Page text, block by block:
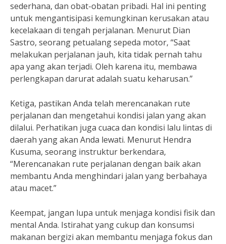
sederhana, dan obat-obatan pribadi. Hal ini penting
untuk mengantisipasi kemungkinan kerusakan atau
kecelakaan di tengah perjalanan. Menurut Dian
Sastro, seorang petualang sepeda motor, “Saat
melakukan perjalanan jauh, kita tidak pernah tahu
apa yang akan terjadi. Oleh karena itu, membawa
perlengkapan darurat adalah suatu keharusan.”
Ketiga, pastikan Anda telah merencanakan rute
perjalanan dan mengetahui kondisi jalan yang akan
dilalui. Perhatikan juga cuaca dan kondisi lalu lintas di
daerah yang akan Anda lewati. Menurut Hendra
Kusuma, seorang instruktur berkendara,
“Merencanakan rute perjalanan dengan baik akan
membantu Anda menghindari jalan yang berbahaya
atau macet.”
Keempat, jangan lupa untuk menjaga kondisi fisik dan
mental Anda. Istirahat yang cukup dan konsumsi
makanan bergizi akan membantu menjaga fokus dan